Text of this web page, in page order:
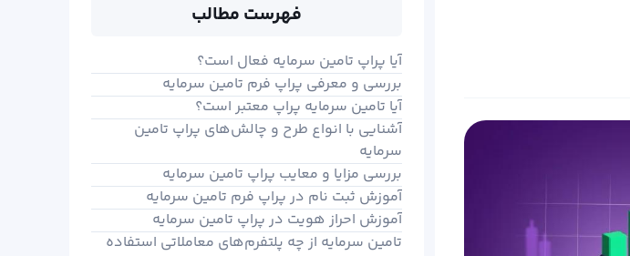
فهرست مطالب
آیا پراپ تامین سرمایه فعال است؟
بررسی و معرفی پراپ فرم تامین سرمایه
آیا تامین سرمایه پراپ معتبر است؟
آشنایی با انواع طرح و چالش‌های پراپ تامین
سرمایه
بررسی مزایا و معایب پراپ تامین سرمایه
آموزش ثبت ‌نام در پراپ فرم تامین سرمایه
آموزش احراز هویت در پراپ تامین سرمایه
تامین سرمایه از چه پلتفرم‌های معاملاتی استفاده